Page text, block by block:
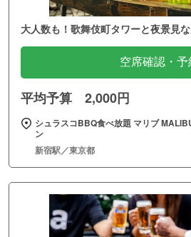
大人数も！歌舞伎町タワーと夜景見
空席確認・予
平均予算 2,000円
シュラスコBBQ食べ放題 マリブ
ン
新宿駅／東京都